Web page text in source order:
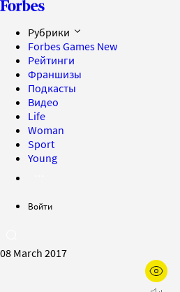
Рубрики
Forbes Games New
Рейтинги
Франшизы
Подкасты
Видео
Life
Woman
Sport
Young
Войти
08 March 2017